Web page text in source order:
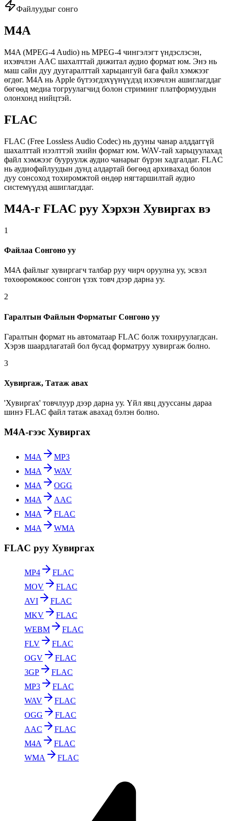
Файлуудыг сонго
M4A
M4A (MPEG-4 Audio) нь MPEG-4 чингэлэгт үндэслэсэн,
ихэвчлэн AAC шахалттай дижитал аудио формат юм. Энэ нь
маш сайн дуу дуугаралттай харьцангуй бага файл хэмжээг
өгдөг. M4A нь Apple бүтээгдэхүүнүүдэд ихэвчлэн ашиглагддаг
бөгөөд медиа тогруулагчид болон стриминг платформуудын
олонхонд нийцтэй.
FLAC
FLAC (Free Lossless Audio Codec) нь дууны чанар алддаггүй
шахалттай нээлттэй эхийн формат юм. WAV-тай харьцуулахад
файл хэмжээг бууруулж аудио чанарыг бүрэн хадгалдаг. FLAC
нь аудиофайлуудын дунд алдартай бөгөөд архивахад болон
дуу сонсоход тохиромжтой өндөр нягтаршилтай аудио
системүүдэд ашиглагддаг.
M4A-г FLAC руу Хэрхэн Хувиргах вэ
1
Файлаа Сонгоно уу
M4A файлыг хувиргагч талбар руу чирч оруулна уу, эсвэл
төхөөрөмжөөс сонгон үзэх товч дээр дарна уу.
2
Гаралтын Файлын Форматыг Сонгоно уу
Гаралтын формат нь автоматаар FLAC болж тохируулагдсан.
Хэрэв шаардлагатай бол бусад форматруу хувиргаж болно.
3
Хувиргаж, Татаж авах
'Хувиргах' товчлуур дээр дарна уу. Үйл явц дууссаны дараа
шинэ FLAC файл татаж авахад бэлэн болно.
M4A-гээс Хувиргах
M4A
MP3
M4A
WAV
M4A
OGG
M4A
AAC
M4A
FLAC
M4A
WMA
FLAC руу Хувиргах
MP4
FLAC
MOV
FLAC
AVI
FLAC
MKV
FLAC
WEBM
FLAC
FLV
FLAC
OGV
FLAC
3GP
FLAC
MP3
FLAC
WAV
FLAC
OGG
FLAC
AAC
FLAC
M4A
FLAC
WMA
FLAC